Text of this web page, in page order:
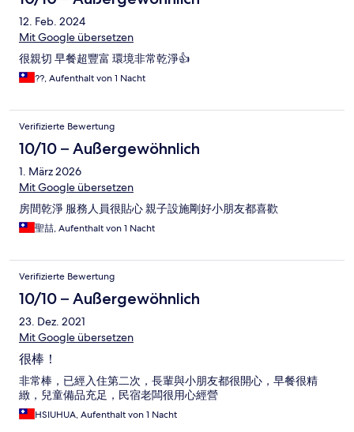
12. Feb. 2024
Mit Google übersetzen
很親切 早餐超豐富 環境非常乾淨👍
??, Aufenthalt von 1 Nacht
Verifizierte Bewertung
10/10 – Außergewöhnlich
1. März 2026
Mit Google übersetzen
房間乾淨 服務人員很貼心 親子設施剛好小朋友都喜歡
聖喆, Aufenthalt von 1 Nacht
Verifizierte Bewertung
10/10 – Außergewöhnlich
23. Dez. 2021
Mit Google übersetzen
很棒！
非常棒，已經入住第二次，長輩與小朋友都很開心，早餐很精
緻，兒童備品充足，民宿老闆很用心經營
HSIUHUA, Aufenthalt von 1 Nacht